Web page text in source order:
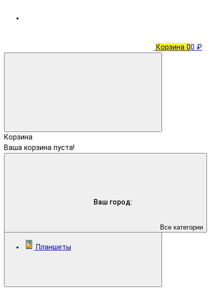
Ваш город:
Корзина 00 ₽
Корзина
Ваша корзина пуста!
Все категории
Планшеты